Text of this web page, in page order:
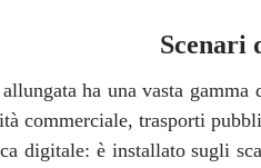
Scenari
ha una vasta
commerciale, trasporti
digitale: è installato sugli